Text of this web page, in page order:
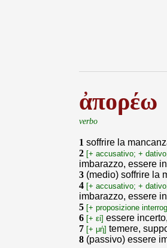
ἀπορέω
verbo
1 soffrire la
2 [+ accusativo; +
imbarazzo, essere
3 (medio) soffrire la
4 [+ accusativo; +
imbarazzo, essere
5 [+ proposizione
6 [+ εἰ] essere
7 [+ μή] temere,
8 (passivo) essere